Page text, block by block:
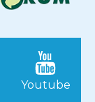
Youtube